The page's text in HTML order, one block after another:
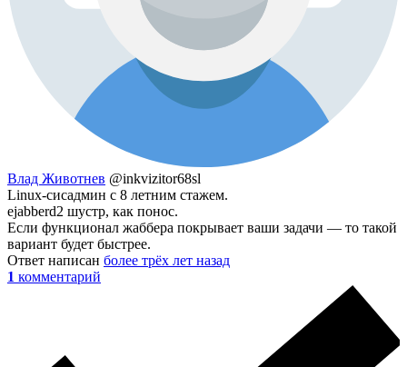
Влад Животнев @inkvizitor68sl
Linux-сисадмин с 8 летним стажем.
ejabberd2 шустр, как понос.
Если функционал жаббера покрывает ваши задачи — то такой
вариант будет быстрее.
Ответ написан более трёх лет назад
1 комментарий